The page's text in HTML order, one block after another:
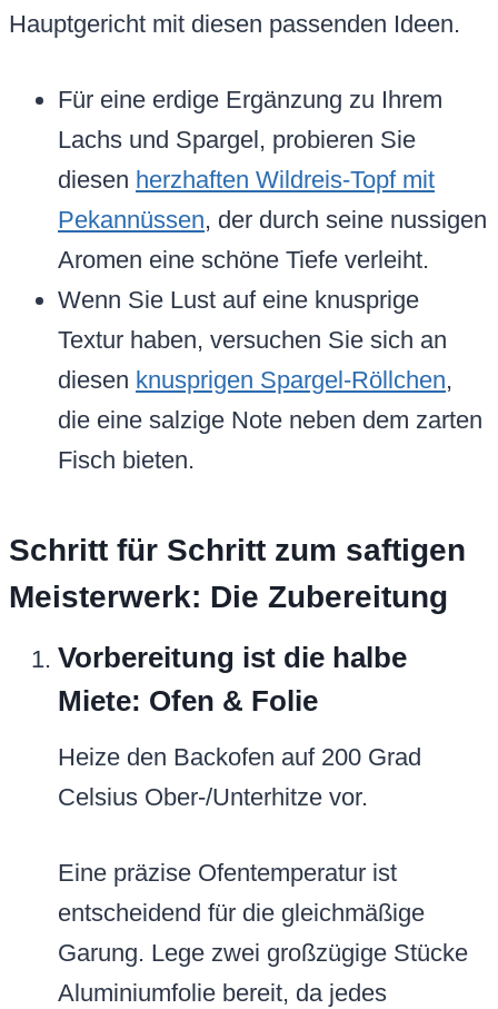
Hauptgericht mit diesen passenden Ideen.
Für eine erdige Ergänzung zu Ihrem
Lachs und Spargel, probieren Sie
diesen herzhaften Wildreis-Topf mit
Pekannüssen, der durch seine nussigen
Aromen eine schöne Tiefe verleiht.
Wenn Sie Lust auf eine knusprige
Textur haben, versuchen Sie sich an
diesen knusprigen Spargel-Röllchen,
die eine salzige Note neben dem zarten
Fisch bieten.
Schritt für Schritt zum saftigen
Meisterwerk: Die Zubereitung
Vorbereitung ist die halbe
Miete: Ofen & Folie
Heize den Backofen auf 200 Grad
Celsius Ober-/Unterhitze vor.
Eine präzise Ofentemperatur ist
entscheidend für die gleichmäßige
Garung. Lege zwei großzügige Stücke
Aluminiumfolie bereit, da jedes